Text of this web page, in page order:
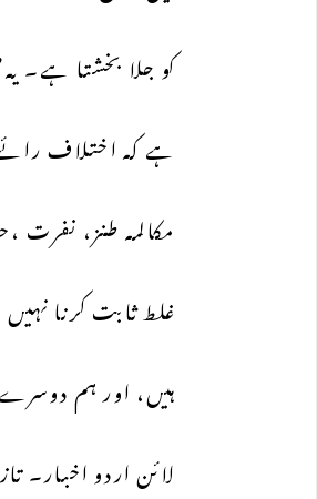
کو جلا بخشتا ہے۔
ہے کہ اختلاف
مکالمہ طنز،
غلط ثابت کرنا
ہیں، اور ہم
لائن اردو اخبار۔